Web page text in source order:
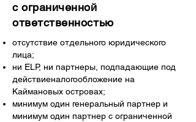
с ограниченной
ответственностью
отсутствие отдельного юридического
лица;
ни ELP, ни партнеры, подпадающие под
действиеналогообложение на
Каймановых островах;
минимум один генеральный партнер и
минимум один партнер с ограниченной